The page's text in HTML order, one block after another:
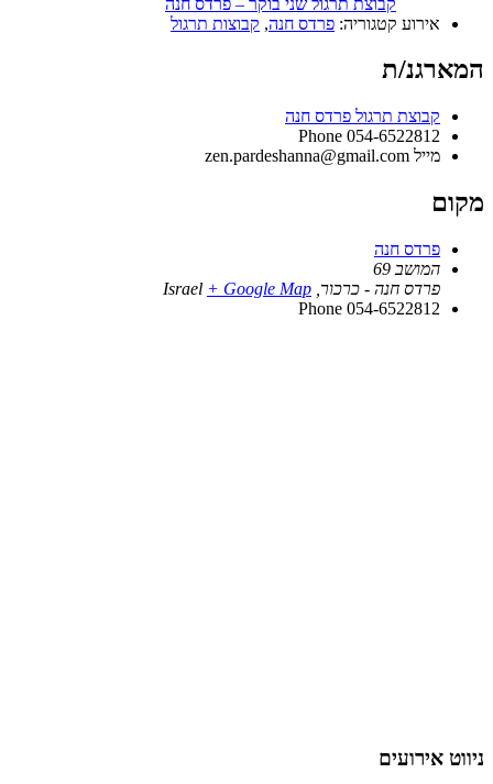
אירוע קטגוריה: פרדס חנה, קבוצות תרגול
המארגנ/ת
קבוצת תרגול פרדס חנה
Phone 054-6522812
מייל zen.pardeshanna@gmail.com
מקום
פרדס חנה
המושב 69
פרדס חנה - כרכור
Israel + Google Map
Phone 054-6522812
ניווט אירועים